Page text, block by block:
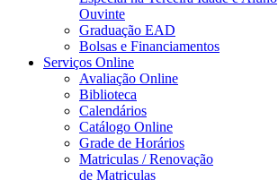
Ouvinte
Graduação EAD
Bolsas e Financiamentos
Serviços Online
Avaliação Online
Biblioteca
Calendários
Catálogo Online
Grade de Horários
Matriculas / Renovação
de Matriculas